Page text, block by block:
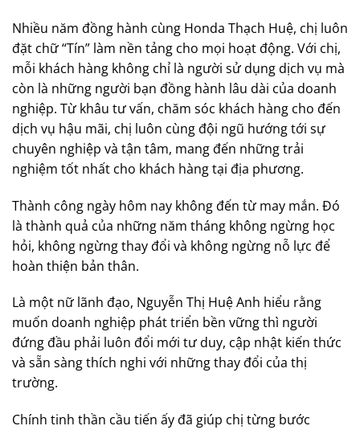
Nhiều năm đồng hành cùng Honda Thạch Huệ, chị luôn
đặt chữ “Tín” làm nền tảng cho mọi hoạt động. Với chị,
mỗi khách hàng không chỉ là người sử dụng dịch vụ mà
còn là những người bạn đồng hành lâu dài của doanh
nghiệp. Từ khâu tư vấn, chăm sóc khách hàng cho đến
dịch vụ hậu mãi, chị luôn cùng đội ngũ hướng tới sự
chuyên nghiệp và tận tâm, mang đến những trải
nghiệm tốt nhất cho khách hàng tại địa phương.
Thành công ngày hôm nay không đến từ may mắn. Đó
là thành quả của những năm tháng không ngừng học
hỏi, không ngừng thay đổi và không ngừng nỗ lực để
hoàn thiện bản thân.
Là một nữ lãnh đạo, Nguyễn Thị Huệ Anh hiểu rằng
muốn doanh nghiệp phát triển bền vững thì người
đứng đầu phải luôn đổi mới tư duy, cập nhật kiến thức
và sẵn sàng thích nghi với những thay đổi của thị
trường.
Chính tinh thần cầu tiến ấy đã giúp chị từng bước